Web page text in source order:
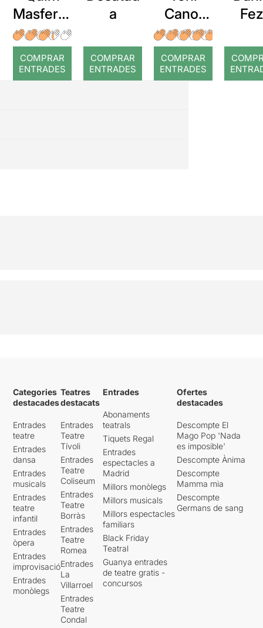
Masferre
r: Temps
COMPRAR
ENTRADES
a
COMPRAR
ENTRADES
Cano:
Traficant
e de
endorfin
COMPRAR
ENTRADES
cucú
la
Categories
destacades
Entrades
teatre
Entrades
dansa
Entrades
musicals
Entrades
teatre
infantil
Entrades
òpera
Entrades
improvisació
Entrades
monòlegs
Teatres
destacats
Entrades
Teatre
Tívoli
Entrades
Teatre
Coliseum
Entrades
Teatre
Borràs
Entrades
Teatre
Romea
Entrades
La
Villarroel
Entrades
Teatre
Condal
Entrades
Abonaments
teatrals
Tiquets Regal
Entrades
espectacles a
Madrid
Millors monòlegs
Millors musicals
Millors espectacles
familiars
Black Friday
Teatral
Guanya entrades
de teatre gratis -
concursos
Ofertes
destacades
Descompte El
Mago Pop 'Nada
es imposible'
Descompte Ànima
Descompte
Mamma mia
Descompte
Germans de sang